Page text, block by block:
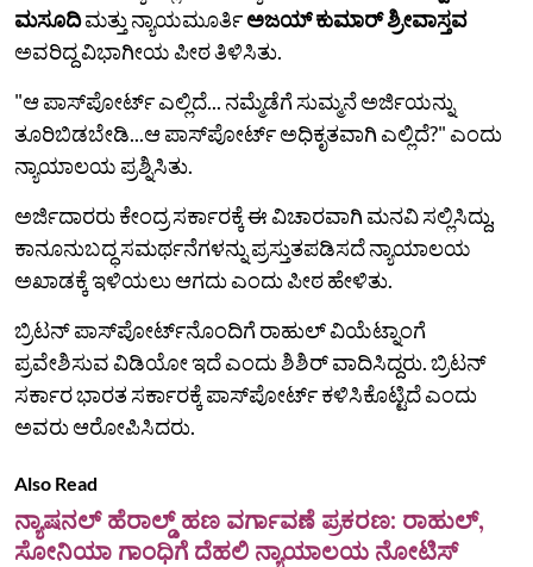
ಮಸೂದಿಮತ್ತು ನ್ಯಾಯಮೂರ್ತಿಅಜಯ್ ಕುಮಾರ್ ಶ್ರೀವಾಸ್ತವ
ಅವರಿದ್ದ ವಿಭಾಗೀಯ ಪೀಠ ತಿಳಿಸಿತು.
"ಆ ಪಾಸ್‌ಪೋರ್ಟ್ ಎಲ್ಲಿದೆ... ನಮ್ಮೆಡೆಗೆ ಸುಮ್ಮನೆ ಅರ್ಜಿಯನ್ನು
ತೂರಿಬಿಡಬೇಡಿ...ಆ ಪಾಸ್‌ಪೋರ್ಟ್ ಅಧಿಕೃತವಾಗಿ ಎಲ್ಲಿದೆ?" ಎಂದು
ನ್ಯಾಯಾಲಯ ಪ್ರಶ್ನಿಸಿತು.
ಅರ್ಜಿದಾರರು ಕೇಂದ್ರ ಸರ್ಕಾರಕ್ಕೆ ಈ ವಿಚಾರವಾಗಿ ಮನವಿ ಸಲ್ಲಿಸಿದ್ದು,
ಕಾನೂನುಬದ್ಧ ಸಮರ್ಥನೆಗಳನ್ನು ಪ್ರಸ್ತುತಪಡಿಸದೆ ನ್ಯಾಯಾಲಯ
ಅಖಾಡಕ್ಕೆ ಇಳಿಯಲು ಆಗದು ಎಂದು ಪೀಠ ಹೇಳಿತು.
ಬ್ರಿಟನ್‌ ಪಾಸ್‌ಪೋರ್ಟ್‌ನೊಂದಿಗೆ ರಾಹುಲ್‌ ವಿಯೆಟ್ನಾಂಗೆ
ಪ್ರವೇಶಿಸುವ ವಿಡಿಯೋ ಇದೆ ಎಂದು ಶಿಶಿರ್ ವಾದಿಸಿದ್ದರು. ಬ್ರಿಟನ್‌
ಸರ್ಕಾರ ಭಾರತ ಸರ್ಕಾರಕ್ಕೆ ಪಾಸ್‌ಪೋರ್ಟ್‌ ಕಳಿಸಿಕೊಟ್ಟಿದೆ ಎಂದು
ಅವರು ಆರೋಪಿಸಿದರು.
Also Read
ನ್ಯಾಷನಲ್ ಹೆರಾಲ್ಡ್ ಹಣ ವರ್ಗಾವಣೆ ಪ್ರಕರಣ: ರಾಹುಲ್,
ಸೋನಿಯಾ ಗಾಂಧಿಗೆ ದೆಹಲಿ ನ್ಯಾಯಾಲಯ ನೋಟಿಸ್